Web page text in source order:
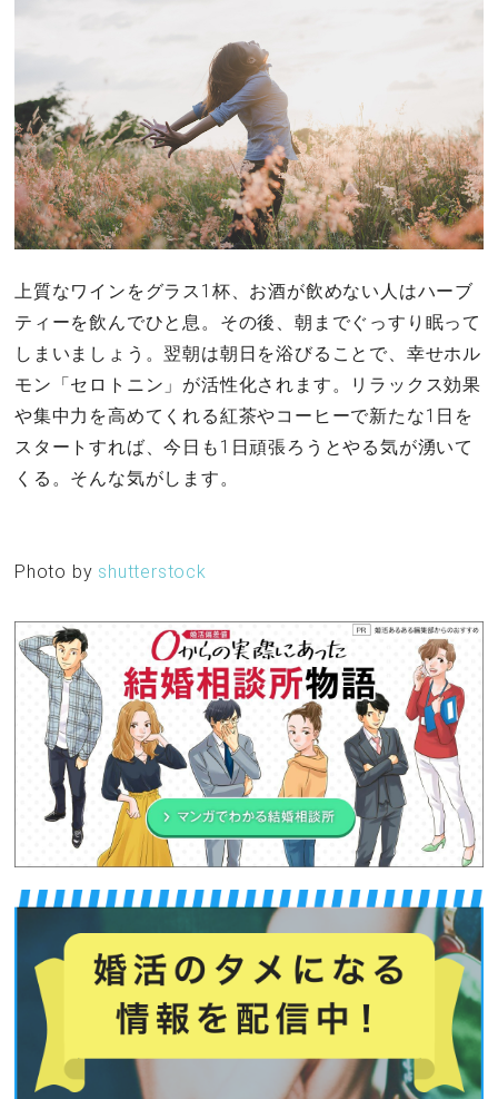
上質なワインをグラス1杯、お酒が飲めない人はハーブ
ティーを飲んでひと息。その後、朝までぐっすり眠って
しまいましょう。翌朝は朝日を浴びることで、幸せホル
モン「セロトニン」が活性化されます。リラックス効果
や集中力を高めてくれる紅茶やコーヒーで新たな1日を
スタートすれば、今日も1日頑張ろうとやる気が湧いて
くる。そんな気がします。
Photo by shutterstock